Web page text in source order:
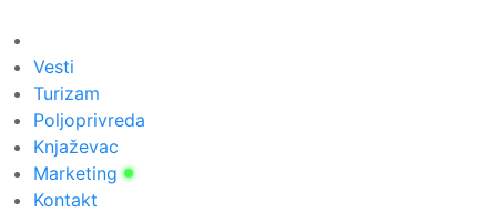
на
садржај
Vesti
Turizam
Poljoprivreda
Knjaževac
Marketing
Kontakt